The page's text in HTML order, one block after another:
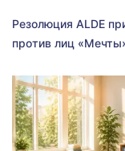
Резолюция ALDE
против лиц